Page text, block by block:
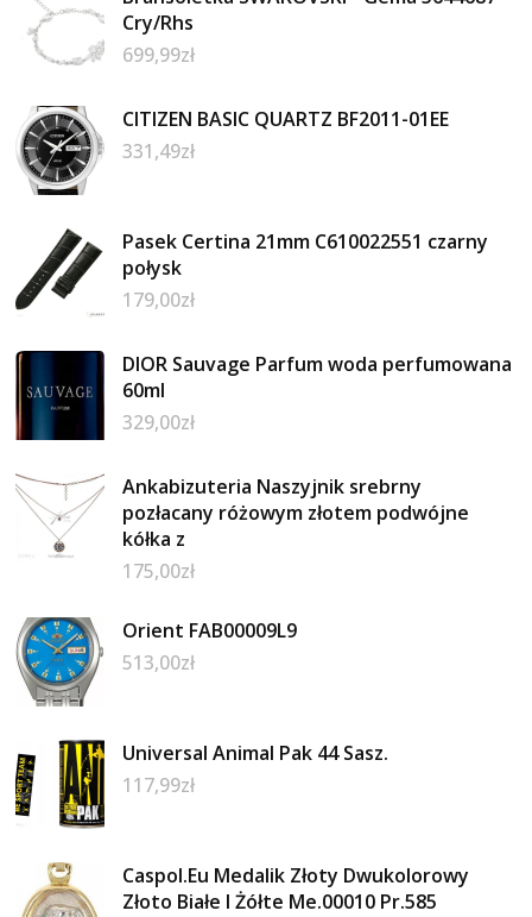
Cry/Rhs
699,99zł
CITIZEN BASIC QUARTZ BF2011-01EE
331,49zł
Pasek Certina 21mm C610022551 czarny
połysk
179,00zł
DIOR Sauvage Parfum woda perfumowana
60ml
329,00zł
Ankabizuteria Naszyjnik srebrny
pozłacany różowym złotem podwójne
kółka z
175,00zł
Orient FAB00009L9
513,00zł
Universal Animal Pak 44 Sasz.
117,99zł
Caspol.Eu Medalik Złoty Dwukolorowy
Złoto Białe I Żółte Me.00010 Pr.585